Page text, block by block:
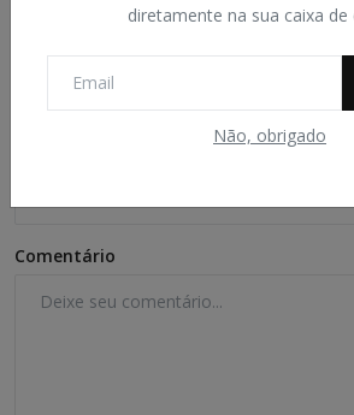
diretamente na sua caixa de
Não, obrigado
Name
Comentário